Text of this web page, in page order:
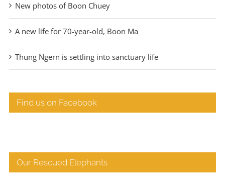
New photos of Boon Chuey
A new life for 70-year-old, Boon Ma
Thung Ngern is settling into sanctuary life
Find us on Facebook
Our Rescued Elephants